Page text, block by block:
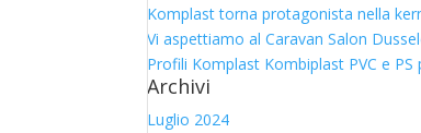
Komplast torna protagonista nella
Vi aspettiamo al Caravan Salon
Profili Komplast Kombiplast PVC e
Archivi
Luglio 2024